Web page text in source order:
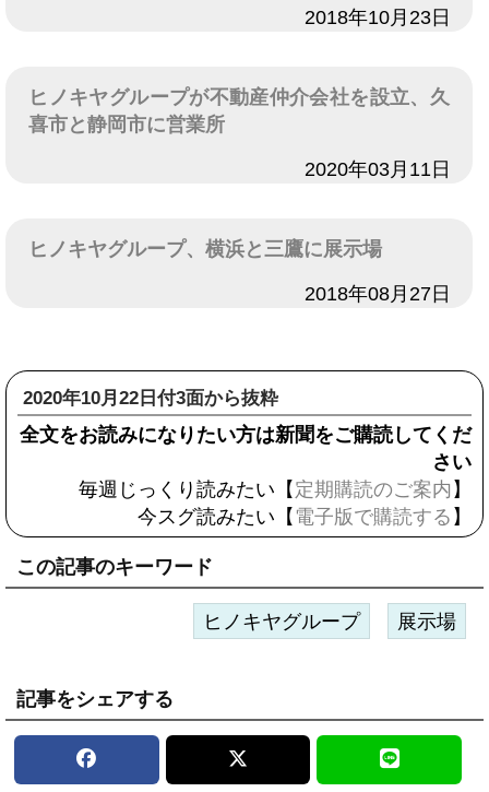
2018年10月23日
ヒノキヤグループが不動産仲介会社を設立、久
喜市と静岡市に営業所
2020年03月11日
ヒノキヤグループ、横浜と三鷹に展示場
2018年08月27日
2020年10月22日付3面から抜粋
全文をお読みになりたい方は新聞をご購読してくだ
さい
毎週じっくり読みたい【 定期購読のご案内 】
今スグ読みたい【 電子版で購読する 】
この記事のキーワード
ヒノキヤグループ 展示場
記事をシェアする